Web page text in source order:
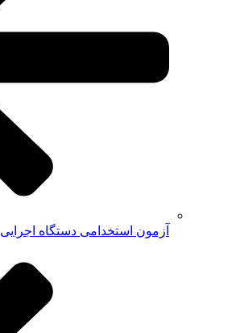
آزمون استخدامی دستگاه اجرایی